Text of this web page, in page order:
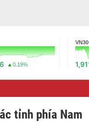
0.19%
VN30
tỉnh phía Nam